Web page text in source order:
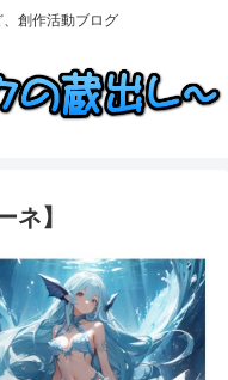
創作活動ブログ
ネ】